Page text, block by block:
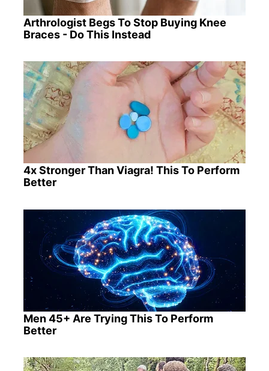
Arthrologist Begs To Stop Buying Knee
Braces - Do This Instead
4x Stronger Than Viagra! This To Perform
Better
Men 45+ Are Trying This To Perform
Better